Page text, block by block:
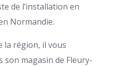
de l’installation en
Normandie.
la région, il vous
son magasin de Fleury-